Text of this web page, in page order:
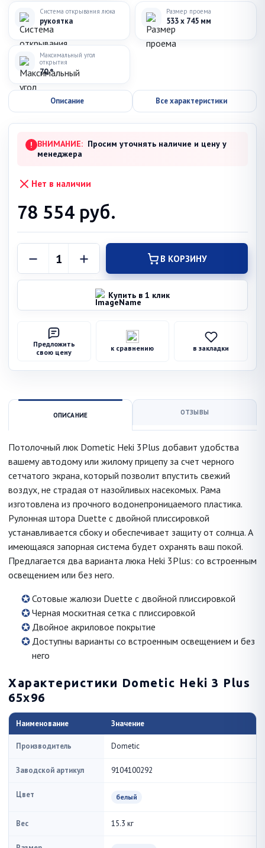
Система открывания люка
рукоятка
Размер проема
533 x 745 мм
Максимальный угол
открытия
70 °
Описание Все характеристики
! ВНИМАНИЕ: Просим уточнять наличие и цену у
менеджера
Нет в наличии
78 554 руб.
В КОРЗИНУ
Купить в 1 клик
Предложить
свою цену
к сравнению в закладки
ОПИСАНИЕ ОТЗЫВЫ
Потолочный люк Dometic Heki 3Plus добавит удобства
вашему автодому или жилому прицепу за счет черного
сетчатого экрана, который позволит впустить свежий
воздух, не страдая от назойливых насекомых. Рама
изготовлена из прочного водонепроницаемого пластика.
Рулонная штора Duette с двойной плиссировкой
устанавливается сбоку и обеспечивает защиту от солнца. А
имеющаяся запорная система будет охранять ваш покой.
Предлагается два варианта люка Heki 3Plus: со встроенным
освещением или без него.
Сотовые жалюзи Duette с двойной плиссировкой
Черная москитная сетка с плиссировкой
Двойное акриловое покрытие
Доступны варианты со встроенным освещением и без
него
Характеристики Dometic Heki 3 Plus
65x96
Наименование Значение
Производитель Dometic
Заводской артикул 9104100292
Цвет белый
Вес 15.3 кг